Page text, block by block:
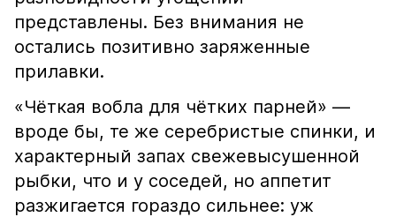
представлены. Без внимания не
остались позитивно заряженные
прилавки.
«Чёткая вобла для чётких парней» —
вроде бы, те же серебристые спинки, и
характерный запах свежевысушенной
рыбки, что и у соседей, но аппетит
разжигается гораздо сильнее: уж